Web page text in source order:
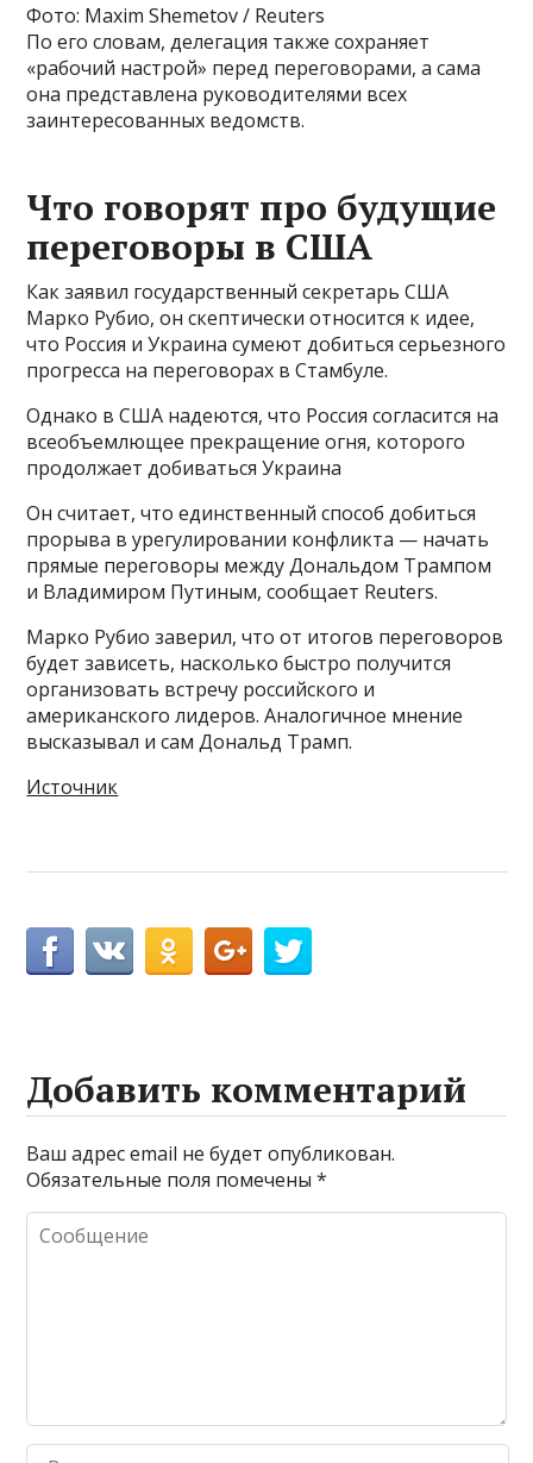
Фото: Maxim Shemetov / Reuters
По его словам, делегация также сохраняет
«рабочий настрой» перед переговорами, а сама
она представлена руководителями всех
заинтересованных ведомств.
Что говорят про будущие
переговоры в США
Как заявил государственный секретарь США
Марко Рубио, он скептически относится к идее,
что Россия и Украина сумеют добиться серьезного
прогресса на переговорах в Стамбуле.
Однако в США надеются, что Россия согласится на
всеобъемлющее прекращение огня, которого
продолжает добиваться Украина
Он считает, что единственный способ добиться
прорыва в урегулировании конфликта — начать
прямые переговоры между Дональдом Трампом
и Владимиром Путиным, сообщает Reuters.
Марко Рубио заверил, что от итогов переговоров
будет зависеть, насколько быстро получится
организовать встречу российского и
американского лидеров. Аналогичное мнение
высказывал и сам Дональд Трамп.
Источник
Добавить комментарий
Ваш адрес email не будет опубликован.
Обязательные поля помечены*